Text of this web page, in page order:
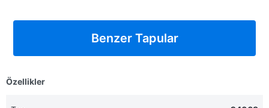
Benzer Tapular
Özellikler